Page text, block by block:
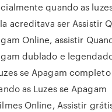
quando as
acreditava ser Assistir
Online, assistir
dublado e
se Apagam
as Luzes se Apagam
Online, Assistir